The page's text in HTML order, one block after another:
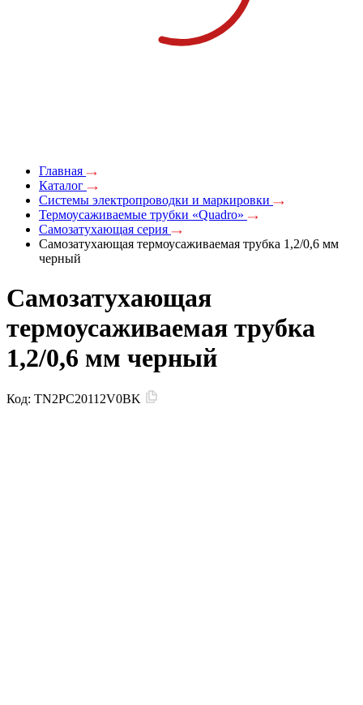
Главная
Каталог
Системы электропроводки и маркировки
Термоусаживаемые трубки «Quadro»
Самозатухающая серия
Самозатухающая термоусаживаемая трубка 1,2/0,6 мм
черный
Самозатухающая
термоусаживаемая трубка
1,2/0,6 мм черный
Код: TN2PC20112V0BK